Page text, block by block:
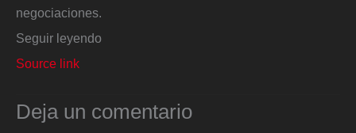
negociaciones.
Seguir leyendo
Source link
Deja un comentario